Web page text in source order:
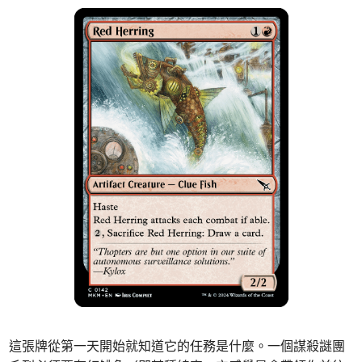
這張牌從第一天開始就知道它的任務是什麼。一個謀殺謎團